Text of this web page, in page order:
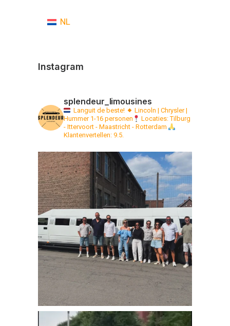
NL
Instagram
splendeur_limousines
Languit de beste!
Lincoln | Chrysler |
Hummer 1-16 personen
Locaties: Tilburg
- Ittervoort - Maastricht - Rotterdam
Klantenvertellen: 9.5.